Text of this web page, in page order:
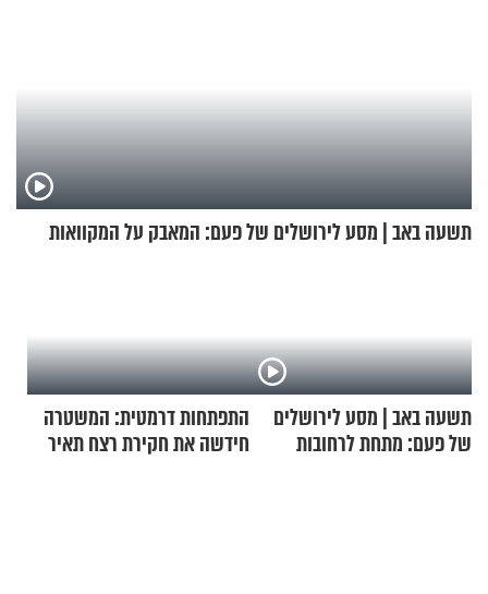
תשעה באב | מסע לירושלים של פעם: המאבק על המקוואות
תשעה באב | מסע לירושלים
של פעם: מתחת לרחובות
התפתחות דרמטית: המשטרה
חידשה את חקירת רצח תאיר